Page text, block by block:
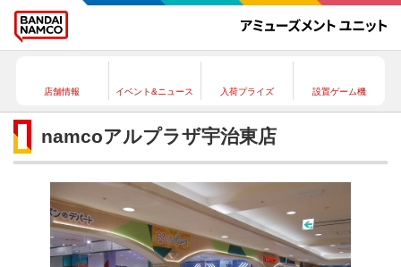
店舗情報 イベント&ニュース 入荷プライズ 設置ゲーム機
namcoアルプラザ宇治東店